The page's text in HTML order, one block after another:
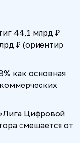
44,1 млрд ₽
₽ (ориентир
как основная
Цифровой
смещается от